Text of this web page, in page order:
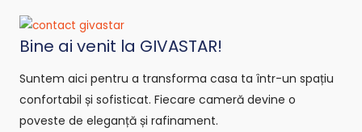
Bine ai venit la GIVASTAR!
Suntem aici pentru a transforma casa ta într-un spațiu
confortabil și sofisticat. Fiecare cameră devine o
poveste de eleganță și rafinament.